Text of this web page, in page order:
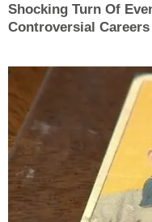
Shocking Turn Of
Controversial Careers